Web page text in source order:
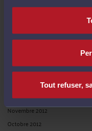
Tout refuser,
Septembre 2013
Mars 2013
Janvier 2013
Novembre 2012
Octobre 2012